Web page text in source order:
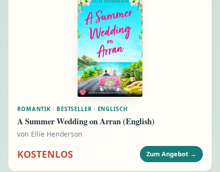
ROMANTIK · BESTSELLER · ENGLISCH
A Summer Wedding on Arran (English)
von Ellie Henderson
KOSTENLOS Zum Angebot →